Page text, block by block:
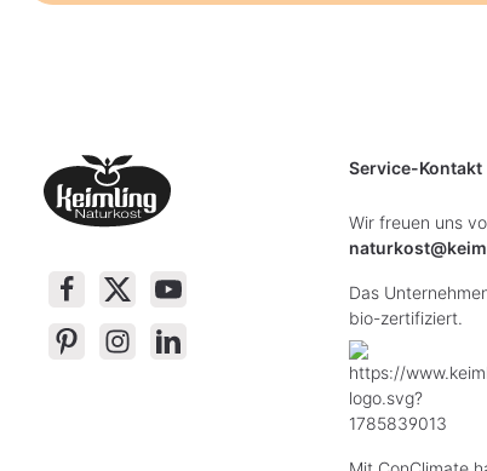
Service-Kontakt
Wir freuen uns
Das
bio-zertifiziert.